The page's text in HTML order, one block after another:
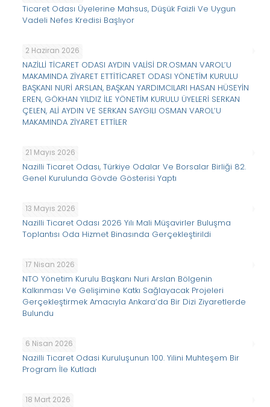
Ticaret Odası Üyelerine Mahsus, Düşük Faizli Ve Uygun
Vadeli Nefes Kredisi Başlıyor
2 Haziran 2026
NAZİLLİ TİCARET ODASI AYDIN VALİSİ DR.OSMAN VAROL’U
MAKAMINDA ZİYARET ETTİTİCARET ODASI YÖNETİM KURULU
BAŞKANI NURİ ARSLAN, BAŞKAN YARDIMCILARI HASAN HÜSEYİN
EREN, GÖKHAN YILDIZ İLE YÖNETİM KURULU ÜYELERİ SERKAN
ÇELEN, ALİ AYDIN VE SERKAN SAYGILI OSMAN VAROL’U
MAKAMINDA ZİYARET ETTİLER
21 Mayıs 2026
Nazilli Ticaret Odası, Türkiye Odalar Ve Borsalar Birliği 82.
Genel Kurulunda Gövde Gösterisi Yaptı
13 Mayıs 2026
Nazilli Ticaret Odası 2026 Yılı Mali Müşavirler Buluşma
Toplantısı Oda Hizmet Binasında Gerçekleştirildi
17 Nisan 2026
NTO Yönetim Kurulu Başkanı Nuri Arslan Bölgenin
Kalkınması Ve Gelişimine Katkı Sağlayacak Projeleri
Gerçekleştirmek Amacıyla Ankara’da Bir Dizi Ziyaretlerde
Bulundu
6 Nisan 2026
Nazilli Ticaret Odasi Kuruluşunun 100. Yilini Muhteşem Bir
Program İle Kutladı
18 Mart 2026